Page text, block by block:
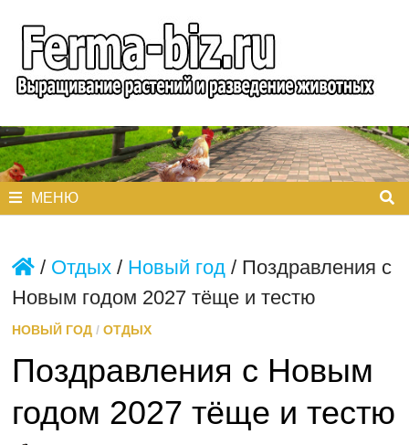
содержимому
МЕНЮ
/ Отдых/ Новый год/ Поздравления с
Новым годом 2027 тёще и тестю
НОВЫЙ ГОД/ ОТДЫХ
Поздравления с Новым
годом 2027 тёще и тестю